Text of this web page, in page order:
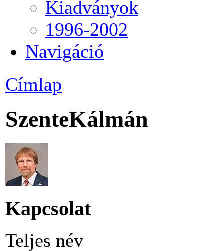
Kiadványok
1996-2002
Navigáció
Címlap
SzenteKálmán
Kapcsolat
Teljes név